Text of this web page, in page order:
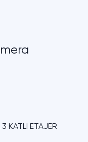
3 KATLI ETAJER